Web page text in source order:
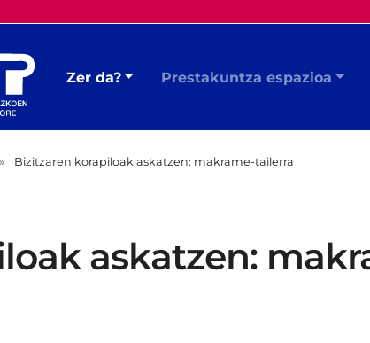
Zer da? Prestakuntza espazioa
Bizitzaren korapiloak askatzen: makrame-tailerra
askatzen: